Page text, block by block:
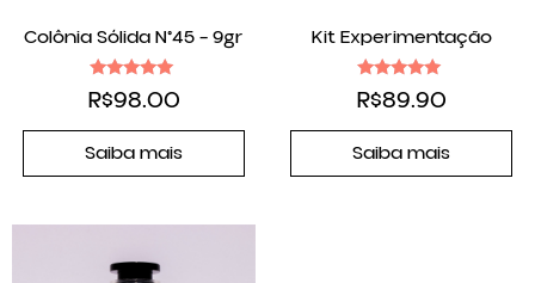
Colônia Sólida N°45 – 9gr
Avaliação
5.00
R$98.00
Saiba mais
Kit Experimentação
Avaliação
5.00
R$89.90
Saiba mais